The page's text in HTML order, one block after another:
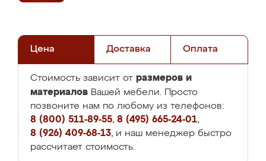
Цена Доставка Оплата
Стоимость зависит от размеров и
материалов Вашей мебели. Просто
позвоните нам по любому из телефонов:
8 (800) 511-89-55, 8 (495) 665-24-01,
8 (926) 409-68-13, и наш менеджер быстро
рассчитает стоимость.